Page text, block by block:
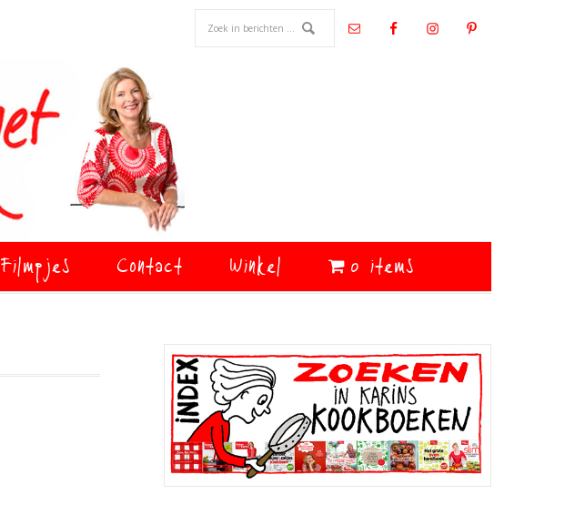
Filmpjes Contact Winkel 0 items
Primaire
Sidebar